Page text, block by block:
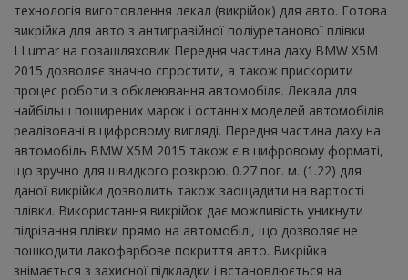
технологія виготовлення лекал (викрійок) для авто. Готова
викрійка для авто з антигравійної поліуретанової плівки
LLumar на позашляховик Передня частина даху BMW X5M
2015 дозволяє значно спростити, а також прискорити
процес роботи з обклеювання автомобіля. Лекала для
найбільш поширених марок і останніх моделей автомобілів
реалізовані в цифровому вигляді. Передня частина даху на
автомобіль BMW X5M 2015 також є в цифровому форматі,
що зручно для швидкого розкрою. 0.27 пог. м. (1.22) для
даної викрійки дозволить також заощадити на вартості
плівки. Використання викрійок дає можливість уникнути
підрізання плівки прямо на автомобілі, що дозволяє не
пошкодити лакофарбове покриття авто. Викрійка
знімається з захисної підкладки і встановлюється на